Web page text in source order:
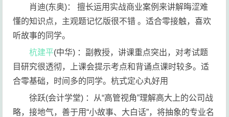
肖迪(东奥)： 擅长运用实战商业案例来讲解晦涩难
懂的知识点，主观题记忆版很不错 。适合零接触，喜欢
听故事的同学。
杭建平(中华) ：副教授，讲课重点突出，对考试题
目研究很透彻，上课会提示考点和背诵点课时较多。适
合零基础，时间多的同学。杭式定心丸好用
徐跃(会计学堂) ：从“高管视角”理解高大上的公司战
略，接地气，善于用“小故事、大白话”，将抽象的专业名